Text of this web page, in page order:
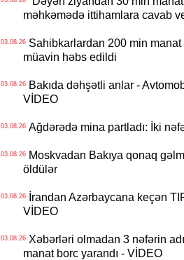
məhkəmədə ittihamlara cavab
03.08.26Sahibkarlardan 200 min manat
müavin həbs edildi
03.08.26Bakıda dəhşətli anlar -
VİDEO
03.08.26Ağdərədə mina partladı: İki
03.08.26Moskvadan Bakıya qonaq
öldülər
03.08.26İrandan Azərbaycana keçən
VİDEO
03.08.26Xəbərləri olmadan 3 nəfərin
manat borc yarandı - VİDEO